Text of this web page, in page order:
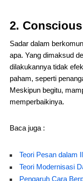
2.
Sadar dalam
apa. Yang dimaksud
dilakukannya tidak
paham, seperti
Meskipun begitu,
memperbaikinya.
Baca juga :
Teori Pesan dalam
Teori Modernisasi
Pengaruh Cara